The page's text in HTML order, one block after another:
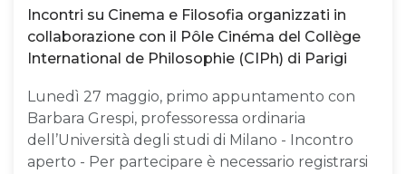
Incontri su Cinema e Filosofia organizzati in
collaborazione con il Pôle Cinéma del Collège
International de Philosophie (CIPh) di Parigi
Lunedì 27 maggio, primo appuntamento con
Barbara Grespi, professoressa ordinaria
dell’Università degli studi di Milano - Incontro
aperto - Per partecipare è necessario registrarsi